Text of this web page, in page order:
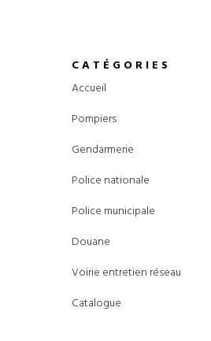
CATÉGORIES
Accueil
Pompiers
Gendarmerie
Police nationale
Police municipale
Douane
Voirie entretien réseau
Catalogue